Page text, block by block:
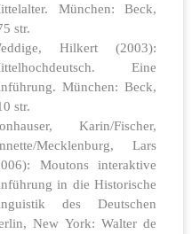
München: Beck,
str.
Hilkert (2003):
Eine
München: Beck,
str.
Karin/Fischer,
Mecklenburg, Lars
Moutons interaktive
in die Historische
des Deutschen
New York: Walter de